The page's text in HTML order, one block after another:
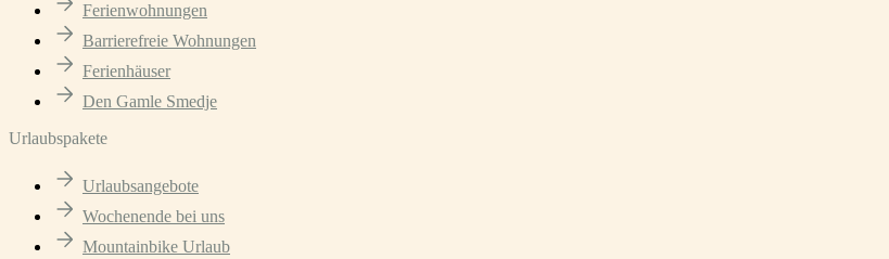
Ferienwohnungen
Barrierefreie Wohnungen
Ferienhäuser
Den Gamle Smedje
Urlaubspakete
Urlaubsangebote
Wochenende bei uns
Mountainbike Urlaub